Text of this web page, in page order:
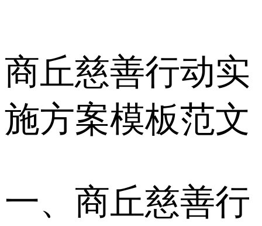
商丘慈善行动实
施方案模板范文
一、商丘慈善行